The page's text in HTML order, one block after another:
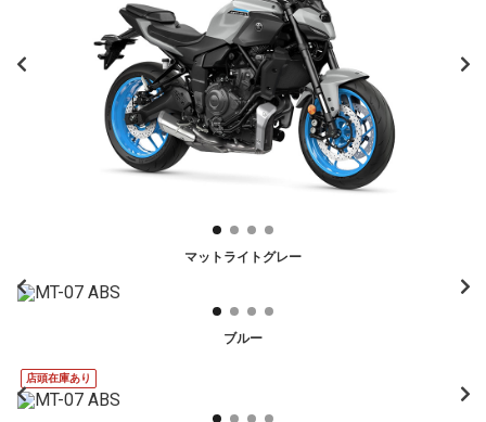
マットライトグレー
ブルー
店頭在庫あり